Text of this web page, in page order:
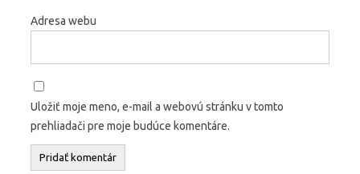
Adresa webu
Uložiť moje meno, e-mail a webovú stránku v tomto
prehliadači pre moje budúce komentáre.